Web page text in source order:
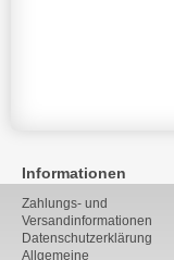
Informationen
Zahlungs- und
Versandinformationen
Datenschutzerklärung
Allgemeine